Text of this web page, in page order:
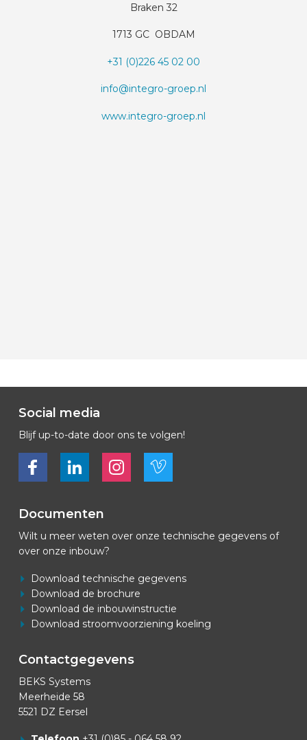
Braken 32
1713 GC OBDAM
+31 (0)226 45 02 00
info@integro-groep.nl
www.integro-groep.nl
Social media
Blijf up-to-date door ons te volgen!
Bekijk ons op FacebookBekijk ons op LinkedInBekijk ons op LinkedInBekijk ons op Vimeo
Documenten
Wilt u meer weten over onze technische gegevens of
over onze inbouw?
Download technische gegevens
Download de brochure
Download de inbouwinstructie
Download stroomvoorziening koeling
Contactgegevens
BEKS Systems
Meerheide 58
5521 DZ Eersel